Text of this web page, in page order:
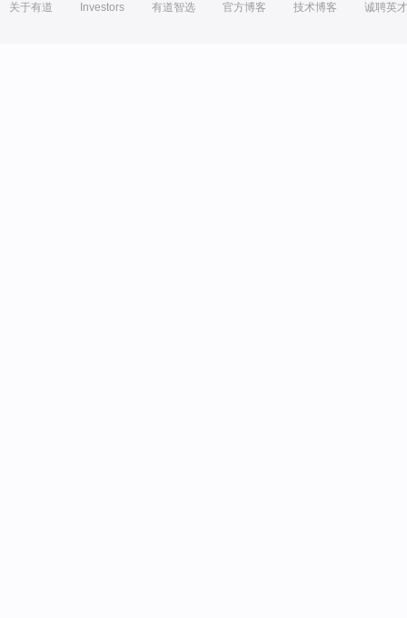
关于有道 Investors 有道智选 官方博客 技术博客 诚聘英才